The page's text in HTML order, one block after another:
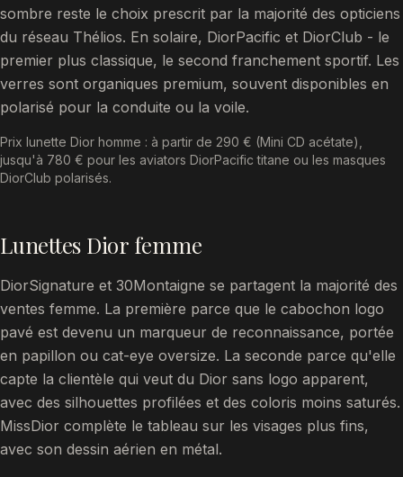
sombre reste le choix prescrit par la majorité des opticiens
du réseau Thélios. En solaire, DiorPacific et DiorClub - le
premier plus classique, le second franchement sportif. Les
verres sont organiques premium, souvent disponibles en
polarisé pour la conduite ou la voile.
Prix lunette Dior homme : à partir de 290 € (Mini CD acétate),
jusqu'à 780 € pour les aviators DiorPacific titane ou les masques
DiorClub polarisés.
Lunettes Dior femme
DiorSignature et 30Montaigne se partagent la majorité des
ventes femme. La première parce que le cabochon logo
pavé est devenu un marqueur de reconnaissance, portée
en papillon ou cat-eye oversize. La seconde parce qu'elle
capte la clientèle qui veut du Dior sans logo apparent,
avec des silhouettes profilées et des coloris moins saturés.
MissDior complète le tableau sur les visages plus fins,
avec son dessin aérien en métal.